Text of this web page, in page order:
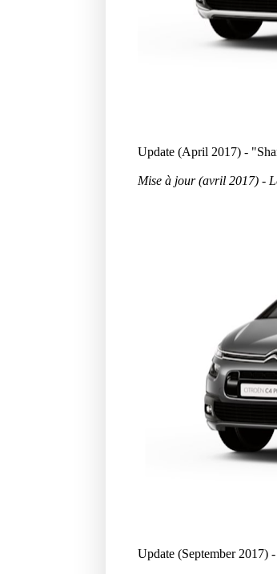
Update (April 2017) -
Mise à jour (avril 2017) -
Update (September 2017)